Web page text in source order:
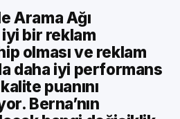
Arama Ağı
iyi bir reklam
olması ve reklam
daha iyi performans
puanını
Berna’nın